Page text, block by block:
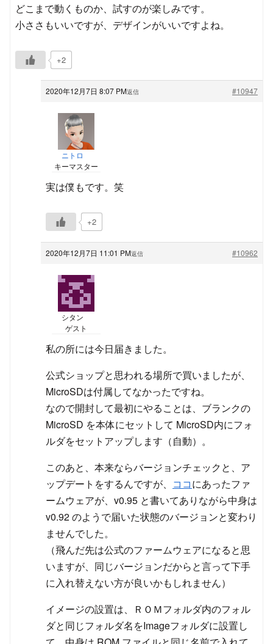
どこまで動くものか、試すのが楽しみです。
小ささもいいですが、デザインがいいですよね。
+2
2020年12月7日 8:07 PM #10947
返信
ニトロ
キーマスター
実は僕もです。笑
+2
2020年12月7日 11:01 PM #10962
返信
シタン
ゲスト
私の所には今日届きました。
公式ショップと思われる場所で買いましたが、
MicroSDは付属してなかったですね。
なので開封して最初にやることは、ブランクの
MicroSD を本体にセットして MicroSD内にフォ
ルダをセットアップします（自動）。
このあと、本来ならバージョンチェックと、ア
ップデートをするんですが、 ココにあったファ
ームウェアが、v0.95 と書いてありながら中身は
v0.92 のようで届いた状態のバージョンと変わり
ませんでした。
（飛んだ先は公式のファームウェアになると思
いますが、同じバージョンだからと言って下手
に入れ替えない方が良いかもしれません）
イメージの設置は、ＲＯＭフォルダ内のフォル
ダと同じフォルダ名をImageフォルダに設置し